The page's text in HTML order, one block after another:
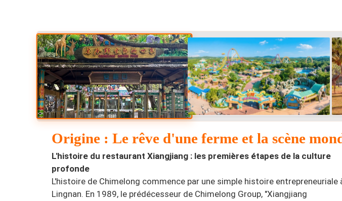
Origine : Le rêve d'une ferme et la scène
L'histoire du restaurant Xiangjiang : les premières étapes de la culture
profonde
L'histoire de Chimelong commence par une simple histoire entrepreneuriale
Lingnan. En 1989, le prédécesseur de Chimelong Group, "Xiangjiang